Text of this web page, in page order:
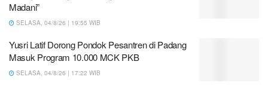
Madani”
SELASA, 04/8/26 | 19:55 WIB
Yusri Latif Dorong Pondok Pesantren di Padang
Masuk Program 10.000 MCK PKB
SELASA, 04/8/26 | 17:22 WIB